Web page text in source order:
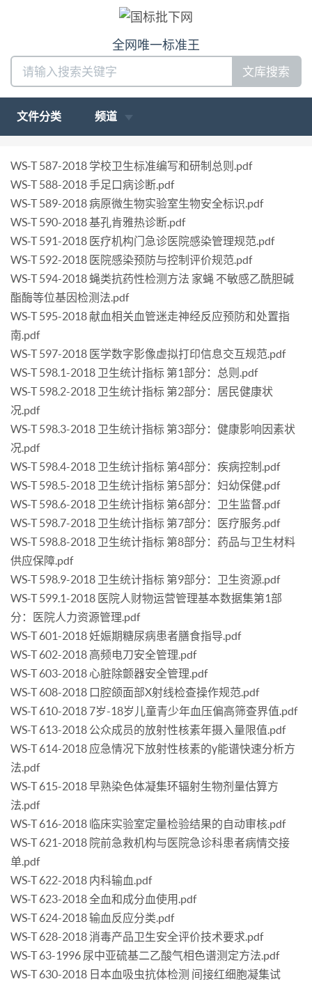
全网唯一标准王
文库搜索
文件分类 频道
WS-T 587-2018 学校卫生标准编写和研制总则.pdf
WS-T 588-2018 手足口病诊断.pdf
WS-T 589-2018 病原微生物实验室生物安全标识.pdf
WS-T 590-2018 基孔肯雅热诊断.pdf
WS-T 591-2018 医疗机构门急诊医院感染管理规范.pdf
WS-T 592-2018 医院感染预防与控制评价规范.pdf
WS-T 594-2018 蝇类抗药性检测方法 家蝇 不敏感乙酰胆碱
酯酶等位基因检测法.pdf
WS-T 595-2018 献血相关血管迷走神经反应预防和处置指
南.pdf
WS-T 597-2018 医学数字影像虚拟打印信息交互规范.pdf
WS-T 598.1-2018 卫生统计指标 第1部分：总则.pdf
WS-T 598.2-2018 卫生统计指标 第2部分：居民健康状
况.pdf
WS-T 598.3-2018 卫生统计指标 第3部分：健康影响因素状
况.pdf
WS-T 598.4-2018 卫生统计指标 第4部分：疾病控制.pdf
WS-T 598.5-2018 卫生统计指标 第5部分：妇幼保健.pdf
WS-T 598.6-2018 卫生统计指标 第6部分：卫生监督.pdf
WS-T 598.7-2018 卫生统计指标 第7部分：医疗服务.pdf
WS-T 598.8-2018 卫生统计指标 第8部分：药品与卫生材料
供应保障.pdf
WS-T 598.9-2018 卫生统计指标 第9部分：卫生资源.pdf
WS-T 599.1-2018 医院人财物运营管理基本数据集第1部
分：医院人力资源管理.pdf
WS-T 601-2018 妊娠期糖尿病患者膳食指导.pdf
WS-T 602-2018 高频电刀安全管理.pdf
WS-T 603-2018 心脏除颤器安全管理.pdf
WS-T 608-2018 口腔颌面部X射线检查操作规范.pdf
WS-T 610-2018 7岁-18岁儿童青少年血压偏高筛查界值.pdf
WS-T 613-2018 公众成员的放射性核素年摄入量限值.pdf
WS-T 614-2018 应急情况下放射性核素的γ能谱快速分析方
法.pdf
WS-T 615-2018 早熟染色体凝集环辐射生物剂量估算方
法.pdf
WS-T 616-2018 临床实验室定量检验结果的自动审核.pdf
WS-T 621-2018 院前急救机构与医院急诊科患者病情交接
单.pdf
WS-T 622-2018 内科输血.pdf
WS-T 623-2018 全血和成分血使用.pdf
WS-T 624-2018 输血反应分类.pdf
WS-T 628-2018 消毒产品卫生安全评价技术要求.pdf
WS-T 63-1996 尿中亚硫基二乙酸气相色谱测定方法.pdf
WS-T 630-2018 日本血吸虫抗体检测 间接红细胞凝集试